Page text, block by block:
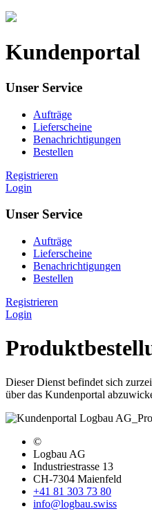
Kundenportal
Unser Service
Aufträge
Lieferscheine
Benachrichtigungen
Bestellen
Registrieren
Login
Unser Service
Aufträge
Lieferscheine
Benachrichtigungen
Bestellen
Registrieren
Login
Dieser Dienst befindet sich
über das Kundenportal
©
Logbau AG
Industriestrasse 13
CH-7304 Maienfeld
+41 81 303 73 80
info@logbau.swiss